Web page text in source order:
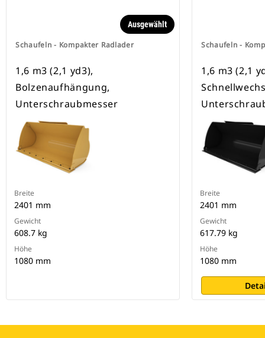
Schaufeln - Kompakter Radlader
Ausgewählt
1,6 m3 (2,1 yd3),
Bolzenaufhängung,
Unterschraubmesser
Breite
2401 mm
Gewicht
608.7 kg
Höhe
1080 mm
Schaufeln -
1,6 m3 (2,1
Breite
2401 mm
Gewicht
617.79 kg
Höhe
1080 mm